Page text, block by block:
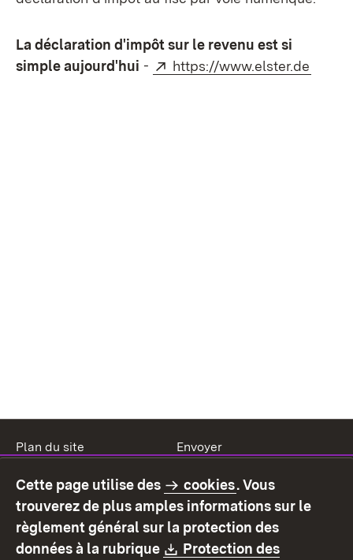
La déclaration d'impôt sur le revenu est si
simple aujourd'hui - Externe:
https://www.elster.de
Plan du site
Envoyer
Mode d'emploi
Déclaration sur
l'accessibilité
Contact
Signaler un lien brisé
Cette page utilise des cookies. Vous
trouverez de plus amples informations sur le
règlement général sur la protection des
données à la rubrique
Download:
Protection des